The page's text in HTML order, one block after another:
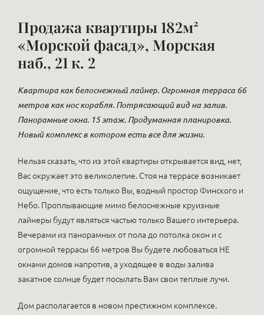
Продажа квартиры 182м²
«Морской фасад», Морская
наб., 21 к. 2
Квартира как белоснежный лайнер. Огромная терраса 66
метров как нос корабля. Потрясающий вид на залив.
Панорамные окна. 15 этаж. Продуманная планировка.
Новый комплекс в котором есть все для жизни.
Нельзя сказать, что из этой квартиры открывается вид, нет,
Вас окружает это великолепие. Стоя на террасе возникает
ощущение, что есть только Вы, водный простор Финского и
Небо. Проплывающие мимо белоснежные круизные
лайнеры будут являться частью только Вашего интерьера.
Вечерами из панорамных от пола до потолка окон и с
огромной террасы 66 метров Вы будете любоваться НЕ
окнами домов напротив, а уходящее в воды залива
закатное солнце будет посылать Вам свои теплые лучи.
Дом располагается в новом престижном комплексе.